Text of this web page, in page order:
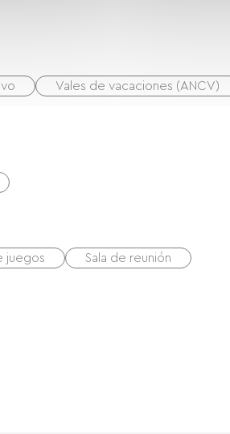
Vales de vacaciones (ANCV)
juegos
Sala de reunión